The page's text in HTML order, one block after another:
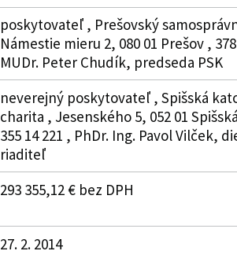
poskytovateľ , Prešovský
Námestie mieru 2, 080 01 Prešov ,
MUDr. Peter Chudík, predseda PSK
neverejný poskytovateľ , Spišská
charita , Jesenského 5, 052 01
355 14 221 , PhDr. Ing. Pavol Vilček,
riaditeľ
293 355,12 € bez DPH
27. 2. 2014